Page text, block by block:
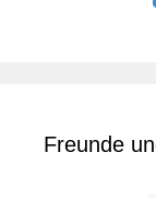
Freunde